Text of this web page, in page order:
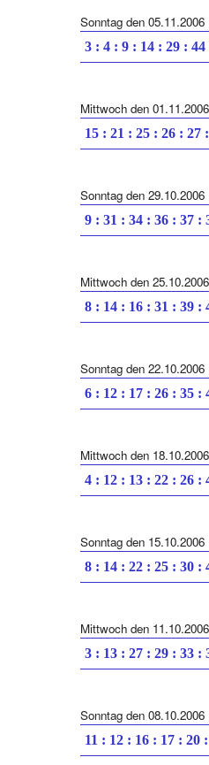
Sonntag den 05.11.2006
3 : 4 : 9 : 14 : 29 : 44
Mittwoch den 01.11.2006
15 : 21 : 25 : 26 : 27
Sonntag den 29.10.2006
9 : 31 : 34 : 36 : 37 :
Mittwoch den 25.10.2006
8 : 14 : 16 : 31 : 39 :
Sonntag den 22.10.2006
6 : 12 : 17 : 26 : 35 :
Mittwoch den 18.10.2006
4 : 12 : 13 : 22 : 26 :
Sonntag den 15.10.2006
8 : 14 : 22 : 25 : 30 :
Mittwoch den 11.10.2006
3 : 13 : 27 : 29 : 33 :
Sonntag den 08.10.2006
11 : 12 : 16 : 17 : 20